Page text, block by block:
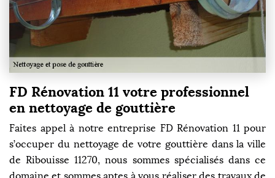
FD Rénovation 11 votre professionnel
en nettoyage de gouttière
Faites appel à notre entreprise FD Rénovation 11 pour
s’occuper du nettoyage de votre gouttière dans la ville
de Ribouisse 11270, nous sommes spécialisés dans ce